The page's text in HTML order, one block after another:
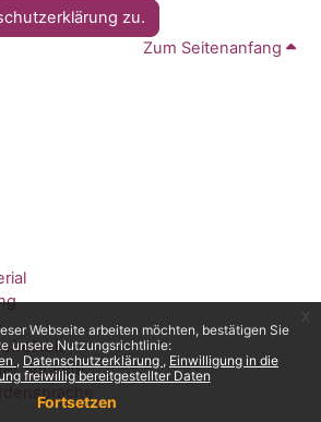
Webseite arbeiten möchten, bestätigen Sie
unsere Nutzungsrichtlinie:
Datenschutzerklärung
Einwilligung in die
freiwillig bereitgestellter Daten
Fortsetzen
zu.
Zum Seitenanfang
Sprache